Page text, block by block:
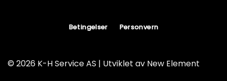
© 2026 K-H Service AS | Utviklet av New Element
Betingelser Personvern